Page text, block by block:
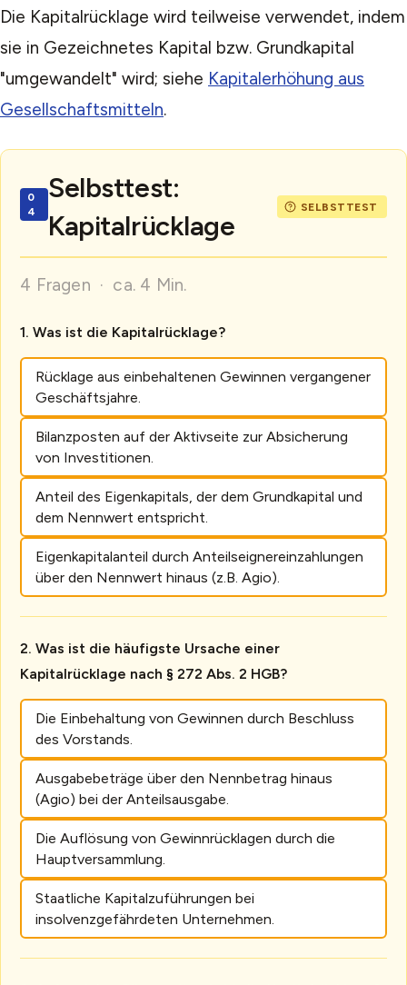
Die Kapitalrücklage wird teilweise verwendet, indem
sie in Gezeichnetes Kapital bzw. Grundkapital
"umgewandelt" wird; siehe Kapitalerhöhung aus
Gesellschaftsmitteln.
Selbsttest:
Kapitalrücklage
4 Fragen · ca. 4 Min.
Was ist die Kapitalrücklage?
Rücklage aus einbehaltenen Gewinnen vergangener
Geschäftsjahre.
Bilanzposten auf der Aktivseite zur Absicherung
von Investitionen.
Anteil des Eigenkapitals, der dem Grundkapital und
dem Nennwert entspricht.
Eigenkapitalanteil durch Anteilseignereinzahlungen
über den Nennwert hinaus (z.B. Agio).
Was ist die häufigste Ursache einer
Kapitalrücklage nach § 272 Abs. 2 HGB?
Die Einbehaltung von Gewinnen durch Beschluss
des Vorstands.
Ausgabebeträge über den Nennbetrag hinaus
(Agio) bei der Anteilsausgabe.
Die Auflösung von Gewinnrücklagen durch die
Hauptversammlung.
Staatliche Kapitalzuführungen bei
insolvenzgefährdeten Unternehmen.